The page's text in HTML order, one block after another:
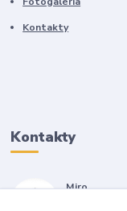
Kontakty
Kontakty
Miro